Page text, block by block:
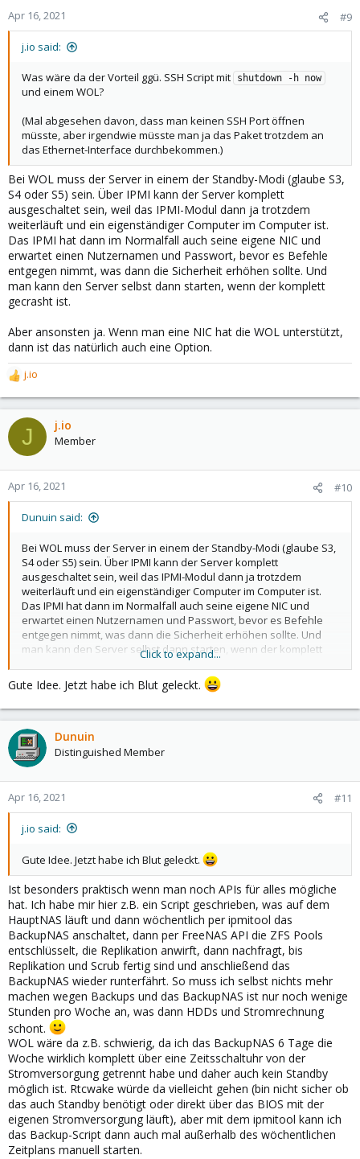
Apr 16, 2021 #9
j.io said:
Was wäre da der Vorteil ggü. SSH Script mit shutdown -h now
und einem WOL?
(Mal abgesehen davon, dass man keinen SSH Port öffnen
müsste, aber irgendwie müsste man ja das Paket trotzdem an
das Ethernet-Interface durchbekommen.)
Bei WOL muss der Server in einem der Standby-Modi (glaube S3,
S4 oder S5) sein. Über IPMI kann der Server komplett
ausgeschaltet sein, weil das IPMI-Modul dann ja trotzdem
weiterläuft und ein eigenständiger Computer im Computer ist.
Das IPMI hat dann im Normalfall auch seine eigene NIC und
erwartet einen Nutzernamen und Passwort, bevor es Befehle
entgegen nimmt, was dann die Sicherheit erhöhen sollte. Und
man kann den Server selbst dann starten, wenn der komplett
gecrasht ist.
Aber ansonsten ja. Wenn man eine NIC hat die WOL unterstützt,
dann ist das natürlich auch eine Option.
R
e
a
c
t
o
n
j.io
J j.io
Member
Apr 16, 2021 #10
Dunuin said:
Bei WOL muss der Server in einem der Standby-Modi (glaube S3,
S4 oder S5) sein. Über IPMI kann der Server komplett
ausgeschaltet sein, weil das IPMI-Modul dann ja trotzdem
weiterläuft und ein eigenständiger Computer im Computer ist.
Das IPMI hat dann im Normalfall auch seine eigene NIC und
erwartet einen Nutzernamen und Passwort, bevor es Befehle
entgegen nimmt, was dann die Sicherheit erhöhen sollte. Und
man kann den Server selbst dann starten, wenn der komplett
Aber ansonsten ja. Wenn man eine NIC hat die WOL unterstützt,
dann ist das natürlich auch eine Option.
Click to expand...
Gute Idee. Jetzt habe ich Blut geleckt.
Dunuin
Distinguished Member
Apr 16, 2021 #11
j.io said:
Gute Idee. Jetzt habe ich Blut geleckt.
Ist besonders praktisch wenn man noch APIs für alles mögliche
hat. Ich habe mir hier z.B. ein Script geschrieben, was auf dem
HauptNAS läuft und dann wöchentlich per ipmitool das
BackupNAS anschaltet, dann per FreeNAS API die ZFS Pools
entschlüsselt, die Replikation anwirft, dann nachfragt, bis
Replikation und Scrub fertig sind und anschließend das
BackupNAS wieder runterfährt. So muss ich selbst nichts mehr
machen wegen Backups und das BackupNAS ist nur noch wenige
Stunden pro Woche an, was dann HDDs und Stromrechnung
schont.
WOL wäre da z.B. schwierig, da ich das BackupNAS 6 Tage die
Woche wirklich komplett über eine Zeitsschaltuhr von der
Stromversorgung getrennt habe und daher auch kein Standby
möglich ist. Rtcwake würde da vielleicht gehen (bin nicht sicher ob
das auch Standby benötigt oder direkt über das BIOS mit der
eigenen Stromversorgung läuft), aber mit dem ipmitool kann ich
das Backup-Script dann auch mal außerhalb des wöchentlichen
Zeitplans manuell starten.